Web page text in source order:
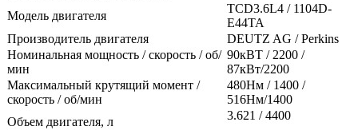
Модель двигателя
TCD3.6L4 / 1104D-
E44TA
Производитель двигателя
DEUTZ AG / Perkins
Номинальная мощность / скорость / об/
мин
90кВТ / 2200 /
87кВт/2200
Максимальный крутящий момент /
скорость / об/мин
480Нм / 1400 /
516Нм/1400
Объем двигателя, л
3.621 / 4400